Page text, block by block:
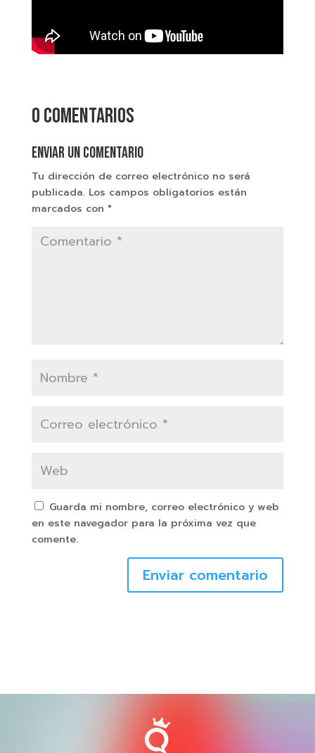
0 comentarios
Enviar un comentario
Tu dirección de correo electrónico no será
publicada. Los campos obligatorios están
marcados con *
Guarda mi nombre, correo electrónico y web
en este navegador para la próxima vez que
comente.
Enviar comentario